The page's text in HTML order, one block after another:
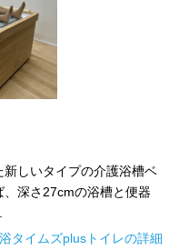
しいタイプの介護浴槽ベ
深さ27cmの浴槽と便器
タイムズplusトイレの詳細